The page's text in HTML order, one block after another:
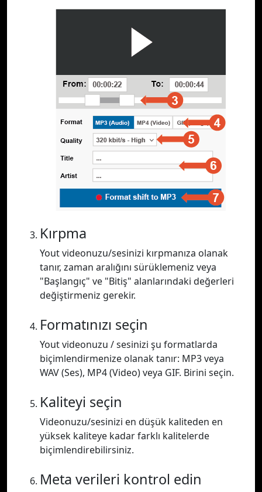
Kırpma
Yout videonuzu/sesinizi kırpmanıza olanak
tanır, zaman aralığını sürüklemeniz veya
"Başlangıç" ve "Bitiş" alanlarındaki değerleri
değiştirmeniz gerekir.
Formatınızı seçin
Yout videonuzu / sesinizi şu formatlarda
biçimlendirmenize olanak tanır: MP3 veya
WAV (Ses), MP4 (Video) veya GIF. Birini seçin.
Kaliteyi seçin
Videonuzu/sesinizi en düşük kaliteden en
yüksek kaliteye kadar farklı kalitelerde
biçimlendirebilirsiniz.
Meta verileri kontrol edin